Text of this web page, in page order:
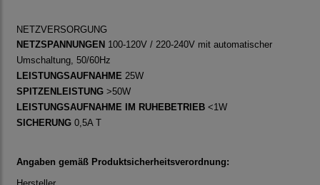
NETZVERSORGUNG
NETZSPANNUNGEN 100-120V / 220-240V mit automatischer
Umschaltung, 50/60Hz
LEISTUNGSAUFNAHME 25W
SPITZENLEISTUNG >50W
LEISTUNGSAUFNAHME IM RUHEBETRIEB <1W
SICHERUNG 0,5A T
Angaben gemäß Produktsicherheitsverordnung: